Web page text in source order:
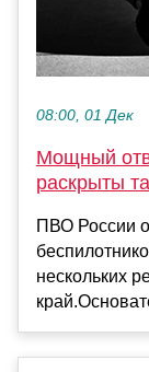
08:00, 01 Дек
Мощный
раскрыты
ПВО России
нескольких